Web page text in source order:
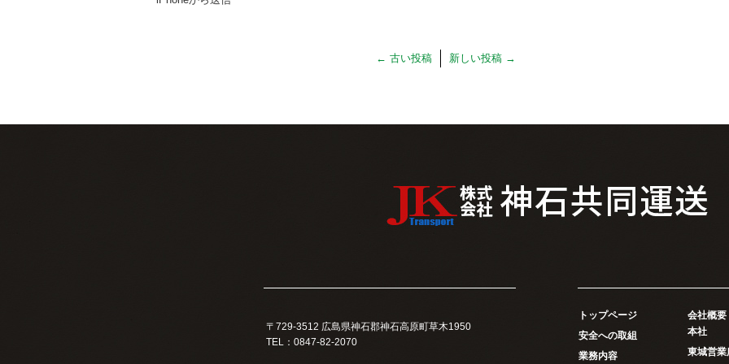
← 古い投稿 新しい投稿 →
トップページ
安全への取組
業務内容
会社概要
本社
東城営業
〒729-3512 広島県神石郡神石高原町草木1950
TEL：0847-82-2070